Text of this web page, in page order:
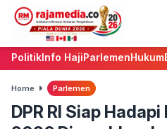
PolitikInfo HajiParlemenHukum
Home Parlemen
DPR RI Siap